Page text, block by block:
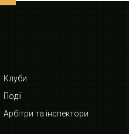
Клуби
Події
Арбітри та інспектори